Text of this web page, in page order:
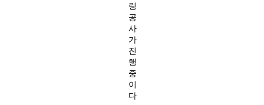
링
공
사
가
진
행
중
이
다